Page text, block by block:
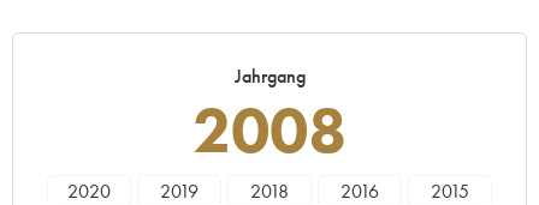
Jahrgang
2008
2020 2019 2018 2016
2015